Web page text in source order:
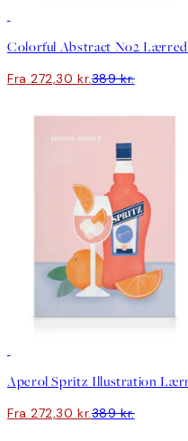
Colorful Abstract No2 Lærred
Fra 272,30 kr.389 kr.
Fra 272,30 kr.389 kr.